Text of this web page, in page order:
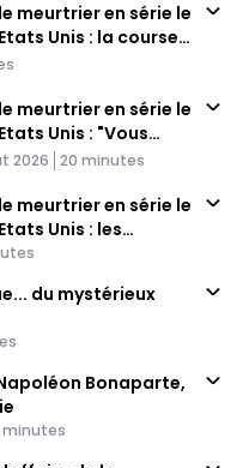
meurtrier en série le
Unis : la course
meurtrier en série le
Unis : "Vous
2026 Time
20 minutes
meurtrier en série le
Unis : les
complexe (1/4)
du mystérieux
Napoléon Bonaparte,
minutes